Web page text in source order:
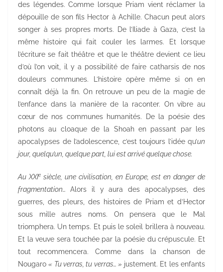
des légendes. Comme lorsque Priam vient réclamer la
dépouille de son fils Hector à Achille. Chacun peut alors
songer à ses propres morts. De l’Iliade à Gaza, c’est la
même histoire qui fait couler les larmes. Et lorsque
l’écriture se fait théâtre et que le théâtre devient ce lieu
d’où l’on voit, il y a possibilité de faire catharsis de nos
douleurs communes. L’histoire opère même si on en
connaît déjà la fin. On retrouve un peu de la magie de
l’enfance dans la manière de la raconter. On vibre au
cœur de nos communes humanités. De la poésie des
photons au cloaque de la Shoah en passant par les
apocalypses de l’adolescence, c’est toujours l’idée qu’un
jour, quelqu’un, quelque part, lui est arrivé quelque chose.
Au XXIe siècle, une civilisation, en Europe, est en danger de
fragmentation… Alors il y aura des apocalypses, des
guerres, des pleurs, des histoires de Priam et d’Hector
sous mille autres noms. On pensera que le Mal
triomphera. Un temps. Et puis le soleil brillera à nouveau.
Et la veuve sera touchée par la poésie du crépuscule. Et
tout recommencera. Comme dans la chanson de
Nougaro« Tu verras, tu verras… » justement. Et les enfants